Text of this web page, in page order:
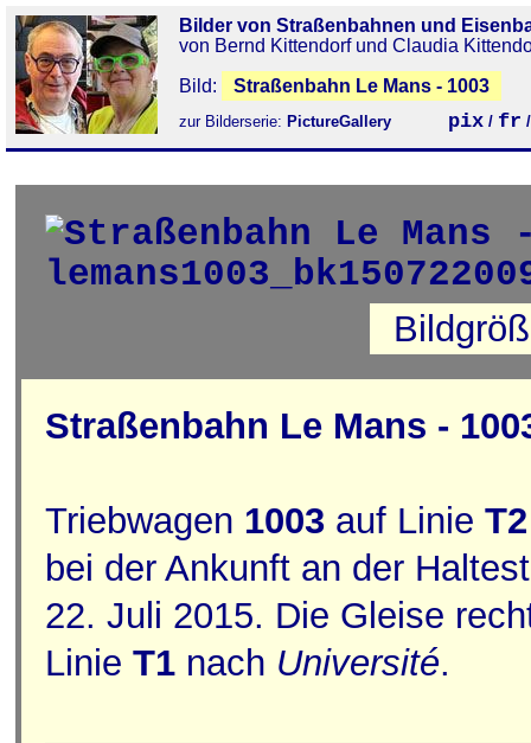
Bilder von Straßenbahnen und
von Bernd Kittendorf und Claudia
Bild:
Straßenbahn Le Mans - 1003
zur Bilderserie: PictureGallery pix / fr
Straßenbahn Le Mans -
Triebwagen 1003 auf Linie T2
bei der Ankunft an der
22. Juli 2015. Die Gleise
Linie T1 nach Université.